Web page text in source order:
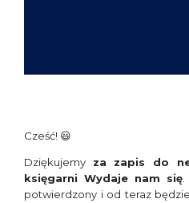
Cześć! 😃
Dziękujemy za zapis do
księgarni Wydaje nam się.
potwierdzony i od teraz